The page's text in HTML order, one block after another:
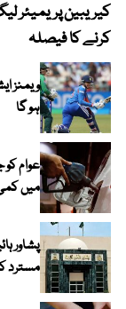
کرنے کا فیصلہ
ہو گا
عوام کو
میں
پشاور
مسترد